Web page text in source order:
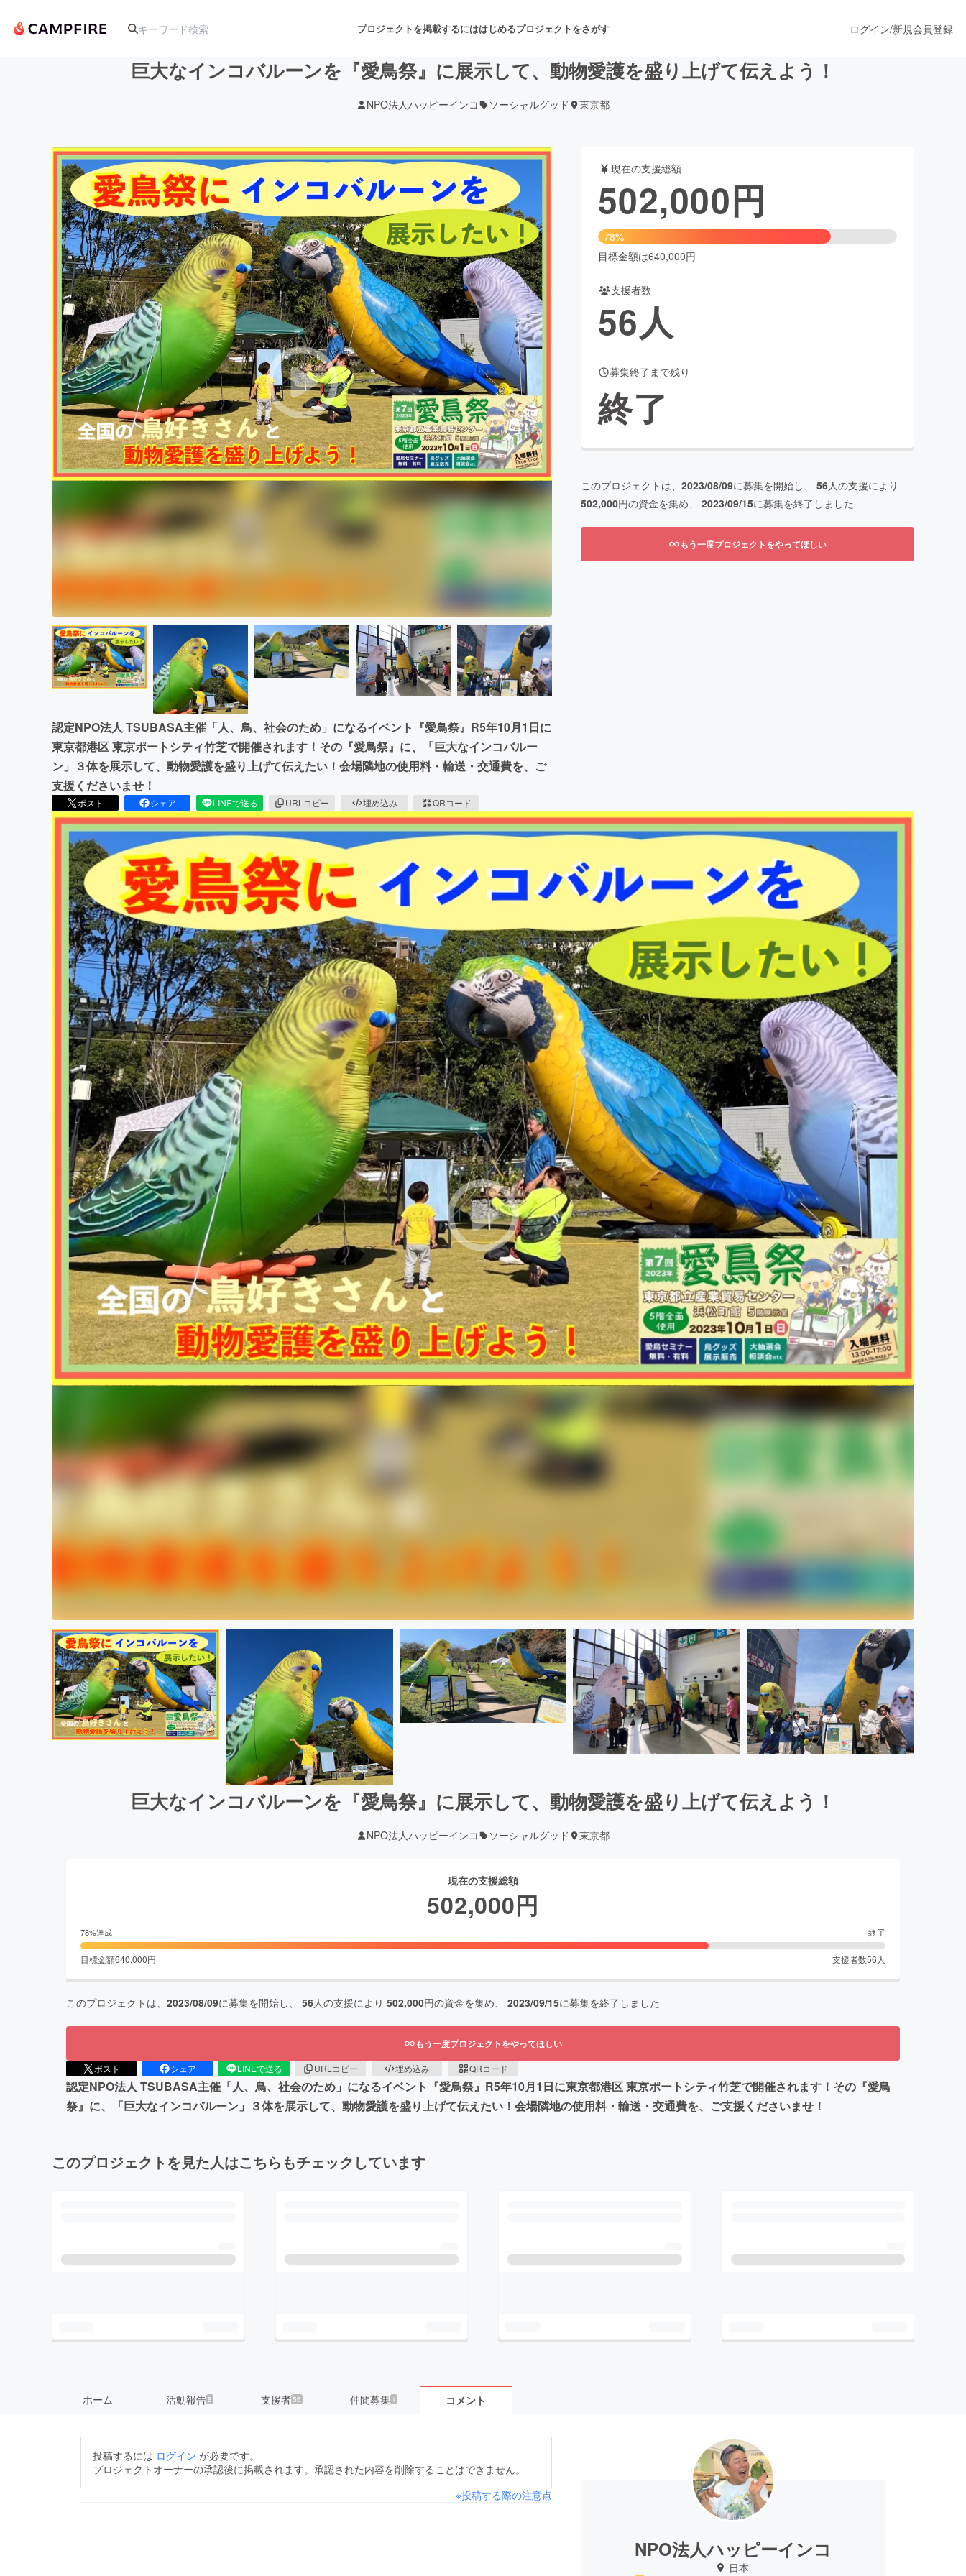
プロジェクトを掲載するにははじめるプロジェクトをさがす
アート・写真 音楽 舞台・パフォーマンス
テクノロジー・ガジェット ゲーム・サービス開発 フード・飲食店 ファッション
映像・映画 書籍・雑誌出版 アニメ・漫画
ビジネス・起業 チャレンジ ビューティー・ヘルスケア
まちづくり・地域活性化
CAMPFIRE for Social GoodCAMPFIRE Creation
CAMPFIREふるさと納税machi-yaコミュニティ
ログイン/新規会員登録
巨大なインコバルーンを『愛鳥祭』に展示して、動物愛護を盛り上げて伝えよう！
NPO法人ハッピーインコ ソーシャルグッド 東京都
認定NPO法人 TSUBASA主催「人、鳥、社会のため」になるイベント『愛鳥祭』R5年10月1日に
東京都港区 東京ポートシティ竹芝で開催されます！その『愛鳥祭』に、「巨大なインコバルー
ン」３体を展示して、動物愛護を盛り上げて伝えたい！会場隣地の使用料・輸送・交通費を、ご
支援くださいませ！
ポスト シェア LINEで送る URLコピー 埋め込み QRコード
現在の支援総額
502,000円
78%
目標金額は640,000円
支援者数
56人
募集終了まで残り
終了
このプロジェクトは、 2023/08/09に募集を開始し、 56人の支援により
502,000円の資金を集め、 2023/09/15に募集を終了しました
もう一度プロジェクトをやってほしい
巨大なインコバルーンを『愛鳥祭』に展示して、動物愛護を盛り上げて伝えよう！
NPO法人ハッピーインコ ソーシャルグッド 東京都
現在の支援総額
502,000円
78%達成 終了
目標金額640,000円 支援者数56 人
このプロジェクトは、 2023/08/09に募集を開始し、 56人の支援により 502,000円の資金を集め、 2023/09/15に募集を終了しました
もう一度プロジェクトをやってほしい
ポスト シェア LINEで送る URLコピー 埋め込み QRコード
認定NPO法人 TSUBASA主催「人、鳥、社会のため」になるイベント『愛鳥祭』R5年10月1日に東京都港区 東京ポートシティ竹芝で開催されます！その『愛鳥
祭』に、「巨大なインコバルーン」３体を展示して、動物愛護を盛り上げて伝えたい！会場隣地の使用料・輸送・交通費を、ご支援くださいませ！
このプロジェクトを見た人はこちらもチェックしています
ホーム 活動報告8 支援者56 仲間募集 1 コメント
投稿するには ログイン が必要です。
プロジェクトオーナーの承認後に掲載されます。承認された内容を削除することはできません。
※投稿する際の注意点
NPO法人ハッピーインコ
日本